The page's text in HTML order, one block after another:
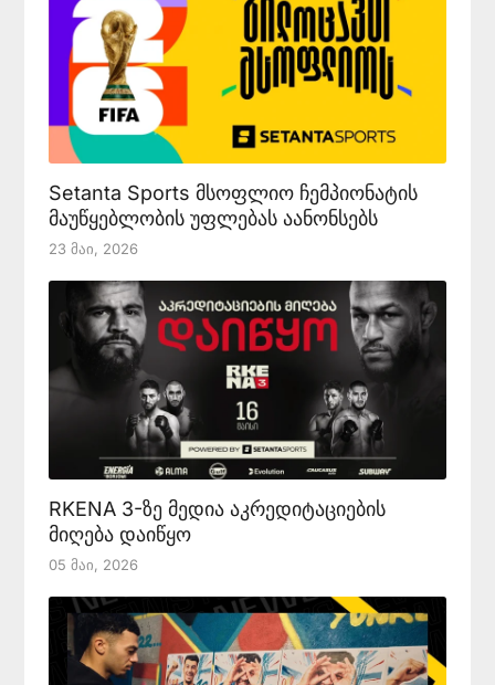
Setanta Sports მსოფლიო ჩემპიონატის
მაუწყებლობის უფლებას აანონსებს
23 Მაი, 2026
RKENA 3-ზე მედია აკრედიტაციების
მიღება დაიწყო
05 Მაი, 2026